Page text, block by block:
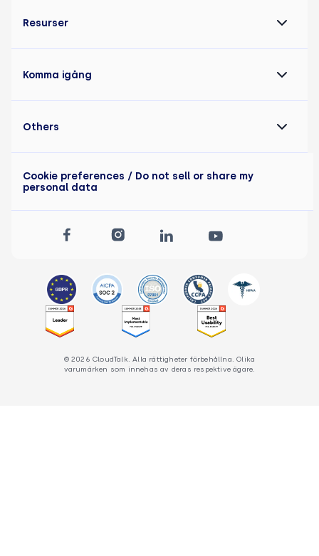
Resurser
Komma igång
© 2026 CloudTalk. Alla rättigheter förbehållna. Olika
varumärken som innehas av deras respektive ägare.
Others
Cookie preferences / Do not sell or share my
personal data